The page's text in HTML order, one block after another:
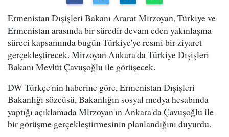
Ermenistan Dışişleri Bakanı Ararat Mirzoyan, Türkiye ve
Ermenistan arasında bir süredir devam eden yakınlaşma
süreci kapsamında bugün Türkiye'ye resmi bir ziyaret
gerçekleştirecek. Mirzoyan Ankara'da Türkiye Dışişleri
Bakanı Mevlüt Çavuşoğlu ile görüşecek.
DW Türkçe'nin haberine göre, Ermenistan Dışişleri
Bakanlığı sözcüsü, Bakanlığın sosyal medya hesabında
yaptığı açıklamada Mirzoyan'ın Ankara'da Çavuşoğlu ile
bir görüşme gerçekleştirmesinin planlandığını duyurdu.